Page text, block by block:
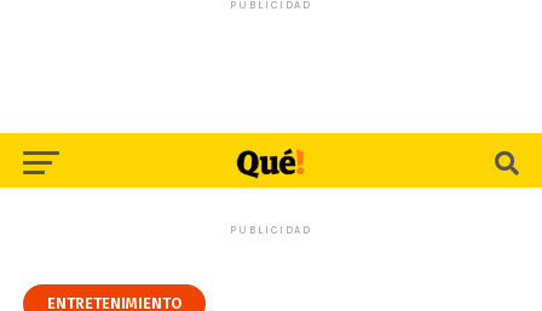
PUBLICIDAD
PUBLICIDAD
ENTRETENIMIENTO